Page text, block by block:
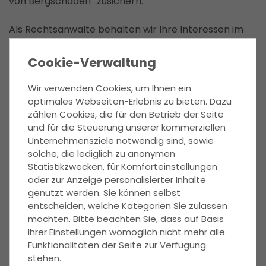
Als Rechtsanwälte behalten wir Ihre Interessen im
ungünstig sind. Im Ernstfall kommt es auf jedes
dringend den Kaufvertrag vor der Unterzeichnung
durch einen erfahrenen Rechtsanwalt prüfen zu
lassen.
Veranlassen Sie als Verkäufer
des Hauses die Prüfung des
Kaufvertrages
Hängen Sie den notariellen Vertragsentwurf an
das ausgefüllte Formular.
Cookie-Verwaltung
Wir verwenden Cookies, um Ihnen ein
optimales Webseiten-Erlebnis zu bieten. Dazu
zählen Cookies, die für den Betrieb der Seite
und für die Steuerung unserer kommerziellen
Unternehmensziele notwendig sind, sowie
solche, die lediglich zu anonymen
Statistikzwecken, für Komforteinstellungen
oder zur Anzeige personalisierter Inhalte
genutzt werden. Sie können selbst
entscheiden, welche Kategorien Sie zulassen
möchten. Bitte beachten Sie, dass auf Basis
Ihrer Einstellungen womöglich nicht mehr alle
Funktionalitäten der Seite zur Verfügung
stehen.